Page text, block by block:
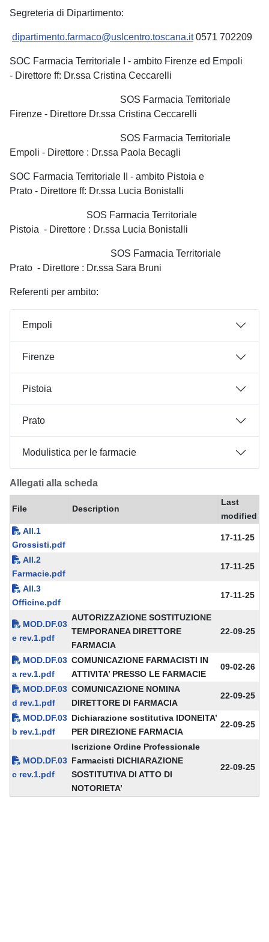
Segreteria di Dipartimento:
dipartimento.farmaco@uslcentro.toscana.it0571 702209
SOC Farmacia Territoriale I - ambito Firenze ed Empoli
- Direttore ff: Dr.ssa Cristina Ceccarelli
SOS Farmacia Territoriale
Firenze - Direttore Dr.ssa Cristina Ceccarelli
SOS Farmacia Territoriale
Empoli - Direttore : Dr.ssa Paola Becagli
SOC Farmacia Territoriale II - ambito Pistoia e
Prato - Direttore ff: Dr.ssa Lucia Bonistalli
SOS Farmacia Territoriale
Pistoia - Direttore : Dr.ssa Lucia Bonistalli
SOS Farmacia Territoriale
Prato - Direttore : Dr.ssa Sara Bruni
Referenti per ambito:
Empoli
Firenze
Pistoia
Prato
Modulistica per le farmacie
Allegati alla scheda
File Description
Last
modified
All.1
Grossisti.pdf
17-11-25
All.2
Farmacie.pdf
17-11-25
All.3
Officine.pdf
17-11-25
MOD.DF.03
e rev.1.pdf
AUTORIZZAZIONE SOSTITUZIONE
TEMPORANEA DIRETTORE
FARMACIA
22-09-25
MOD.DF.03
a rev.1.pdf
COMUNICAZIONE FARMACISTI IN
ATTIVITA’ PRESSO LE FARMACIE
09-02-26
MOD.DF.03
d rev.1.pdf
COMUNICAZIONE NOMINA
DIRETTORE DI FARMACIA
22-09-25
MOD.DF.03
b rev.1.pdf
Dichiarazione sostitutiva IDONEITA’
PER DIREZIONE FARMACIA
22-09-25
MOD.DF.03
c rev.1.pdf
Iscrizione Ordine Professionale
Farmacisti DICHIARAZIONE
SOSTITUTIVA DI ATTO DI
NOTORIETA’
22-09-25